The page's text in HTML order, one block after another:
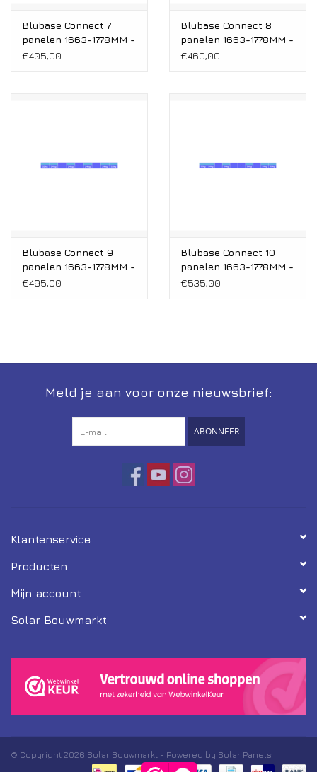
Blubase Connect 7
panelen 1663-1778MM -
Montageset Zuid
€405,00
Blubase Connect 8
panelen 1663-1778MM -
Montageset Zuid
€460,00
Blubase Connect 9
panelen 1663-1778MM -
Montageset Zuid
€495,00
Blubase Connect 10
panelen 1663-1778MM -
Montageset Zuid
€535,00
Meld je aan voor onze nieuwsbrief:
ABONNEER
Klantenservice
Producten
Mijn account
Solar Bouwmarkt
© Copyright 2026 Solar Bouwmarkt - Powered by Solar Panels